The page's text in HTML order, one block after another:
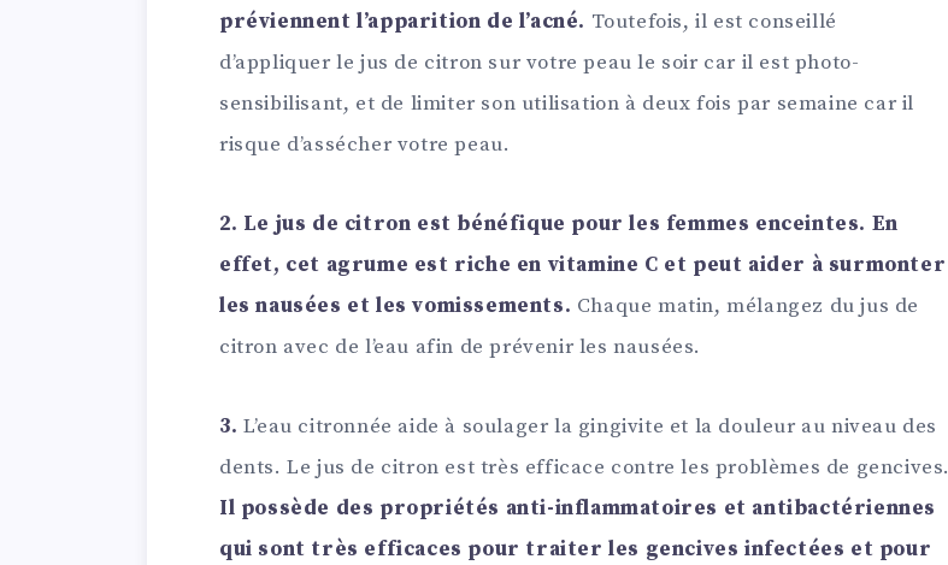
préviennent l’apparition de l’acné. Toutefois, il est conseillé
d’appliquer le jus de citron sur votre peau le soir car il est photo-
sensibilisant, et de limiter son utilisation à deux fois par semaine car il
risque d’assécher votre peau.
2. Le jus de citron est bénéfique pour les femmes enceintes. En
effet, cet agrume est riche en vitamine C et peut aider à surmonter
les nausées et les vomissements. Chaque matin, mélangez du jus de
citron avec de l’eau afin de prévenir les nausées.
3. L’eau citronnée aide à soulager la gingivite et la douleur au niveau des
dents. Le jus de citron est très efficace contre les problèmes de gencives.
Il possède des propriétés anti-inflammatoires et antibactériennes
qui sont très efficaces pour traiter les gencives infectées et pour